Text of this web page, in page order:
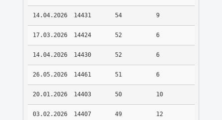
14.04.2026 14431 54 9
17.03.2026 14424 52 6
14.04.2026 14430 52 6
26.05.2026 14461 51 6
20.01.2026 14403 50 10
03.02.2026 14407 49 12